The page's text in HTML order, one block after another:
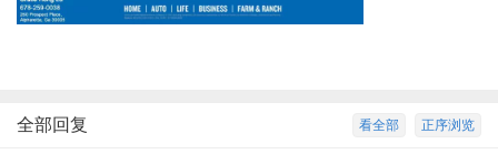
正序浏览
看全部
全部回复